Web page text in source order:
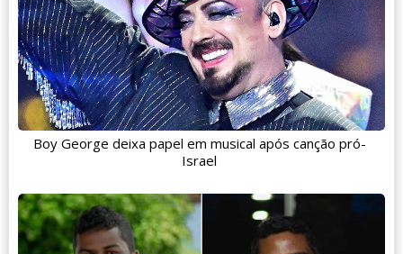
Boy George deixa papel em musical após canção pró-
Israel